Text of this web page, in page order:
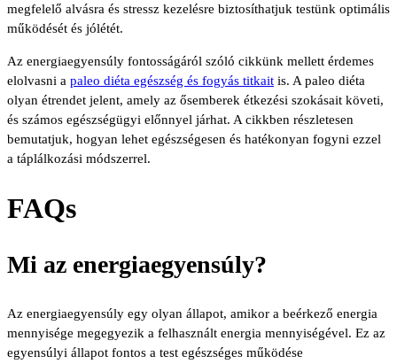
megfelelő alvásra és stressz kezelésre biztosíthatjuk testünk optimális
működését és jólétét.
Az energiaegyensúly fontosságáról szóló cikkünk mellett érdemes
elolvasni a paleo diéta egészség és fogyás titkait is. A paleo diéta
olyan étrendet jelent, amely az ősemberek étkezési szokásait követi,
és számos egészségügyi előnnyel járhat. A cikkben részletesen
bemutatjuk, hogyan lehet egészségesen és hatékonyan fogyni ezzel
a táplálkozási módszerrel.
FAQs
Mi az energiaegyensúly?
Az energiaegyensúly egy olyan állapot, amikor a beérkező energia
mennyisége megegyezik a felhasznált energia mennyiségével. Ez az
egyensúlyi állapot fontos a test egészséges működése